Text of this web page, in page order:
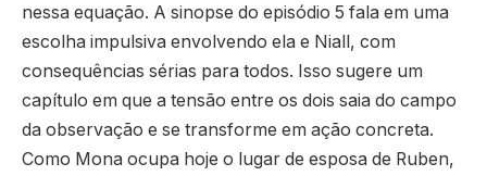
nessa equação. A sinopse do episódio 5 fala em uma
escolha impulsiva envolvendo ela e Niall, com
consequências sérias para todos. Isso sugere um
capítulo em que a tensão entre os dois saia do campo
da observação e se transforme em ação concreta.
Como Mona ocupa hoje o lugar de esposa de Ruben,